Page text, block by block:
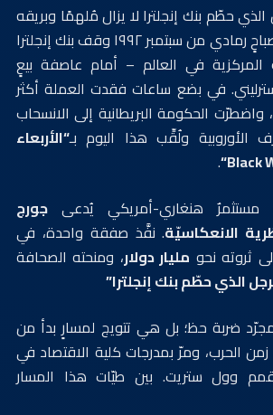
حطّم بنك إنجلترا لا يزال مُلهمًا وبريقه
لا يخفت أبدًا. ففي صباحٍ رمادي من سبتمبر ١٩٩٢ وقف بنك إنجلترا
المركزية في العالم – أمام عاصفة بيعٍ
في بضع ساعات فقدت العملة أكثر
واضطرّت الحكومة البريطانية إلى الانسحاب
الأوروبية ولُقِّب هذا اليوم بـ“الأربعاء
“
.
مستثمرٌ هنغاري-أمريكي يُدعىجورج
الانعكاسيّة. نفَّذ صفقة واحدة، في
ثروته نحو مليار دولار، ومنحته الصحافة
الذي حطّم بنك إنجلترا”
ضربة حظ؛ بل هي تتويج لمسارٍ بدأ من
الحرب، ومرّ بمدرجات كلية الاقتصاد في
وول ستريت. بين طيّات هذا المسار